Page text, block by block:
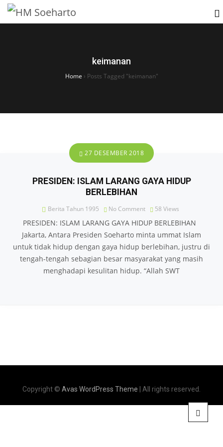
keimanan
Home › Posts Tagged "keimanan"
27 DESEMBER 2018
PRESIDEN: ISLAM LARANG GAYA HIDUP
BERLEBIHAN
Berita Tahun 1995 No Comment 58 Views
PRESIDEN: ISLAM LARANG GAYA HIDUP BERLEBIHAN
Jakarta, Antara Presiden Soeharto minta ummat Islam
untuk tidak hidup dengan gaya hidup berlebihan, justru di
tengah-tengah sebagian besar masyarakat yang masih
menghadapi kesulitan hidup. “Allah SWT
Copyright © Avas WordPress Theme | All rights reserved.